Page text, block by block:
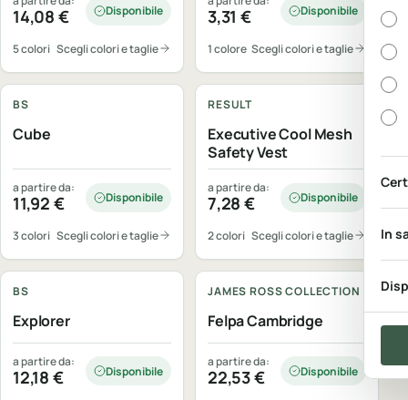
In
14,08 € Disponibile
5 colori Scegli colori e taglie
3,31€ Disponibile
1 colore Scegli colori e taglie
BS
Cube
a partire da:
11,92 € Disponibile
3 colori Scegli colori e taglie
RESULT
Executive Cool Mesh
Safety Vest
a partire da:
7,28€ Disponibile
2 colori Scegli colori e taglie
BS
Explorer
a partire da:
12,18 € Disponibile
JAMES ROSS COLLECTION
Felpa Cambridge
a partire da:
22,53€ Disponibile